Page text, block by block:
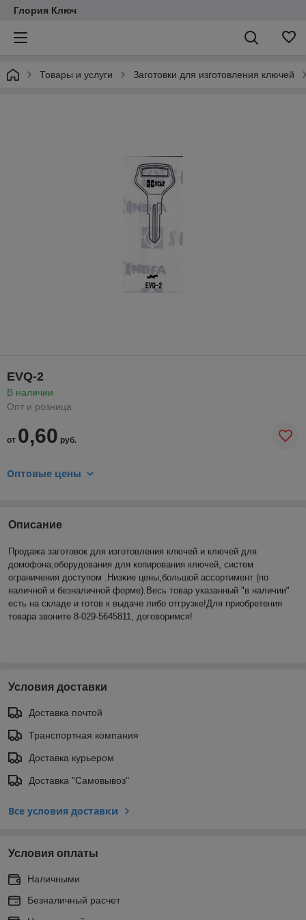
Глория Ключ
Товары и услуги Заготовки для изготовления ключей
EVQ-2
В наличии
Опт и розница
от 0,60 руб.
Оптовые цены
Описание
Продажа заготовок для изготовления ключей и ключей для
домофона,оборудования для копирования ключей, систем
ограничения доступом .Низкие цены,большой ассортимент (по
наличной и безналичной форме).Весь товар указанный "в наличии"
есть на складе и готов к выдаче либо отгрузке!Для приобретения
товара звоните 8-029-5645811, договоримся!
Условия доставки
Доставка почтой
Транспортная компания
Доставка курьером
Доставка "Самовывоз"
Все условия доставки
Условия оплаты
Наличными
Безналичный расчет